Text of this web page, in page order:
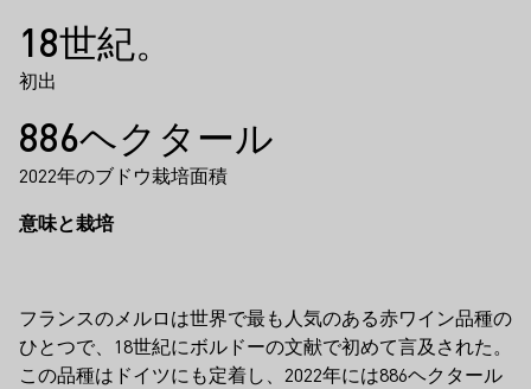
事実
18世紀。
初出
886ヘクタール
2022年のブドウ栽培面積
意味と栽培
フランスのメルロは世界で最も人気のある赤ワイン品種の
ひとつで、18世紀にボルドーの文献で初めて言及された。
この品種はドイツにも定着し、2022年には886ヘクタール